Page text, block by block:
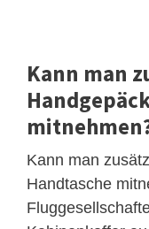
Kann man
Kann man
Handtasche